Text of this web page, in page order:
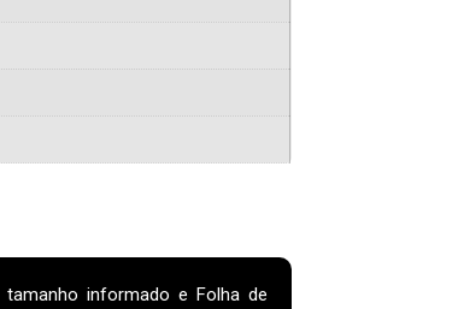
tamanho informado e Folha de